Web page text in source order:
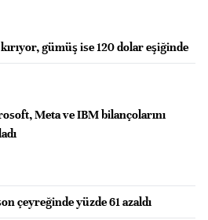
gümüş ise 120 dolar eşiğinde
Meta ve IBM bilançolarını
çeyreğinde yüzde 61 azaldı